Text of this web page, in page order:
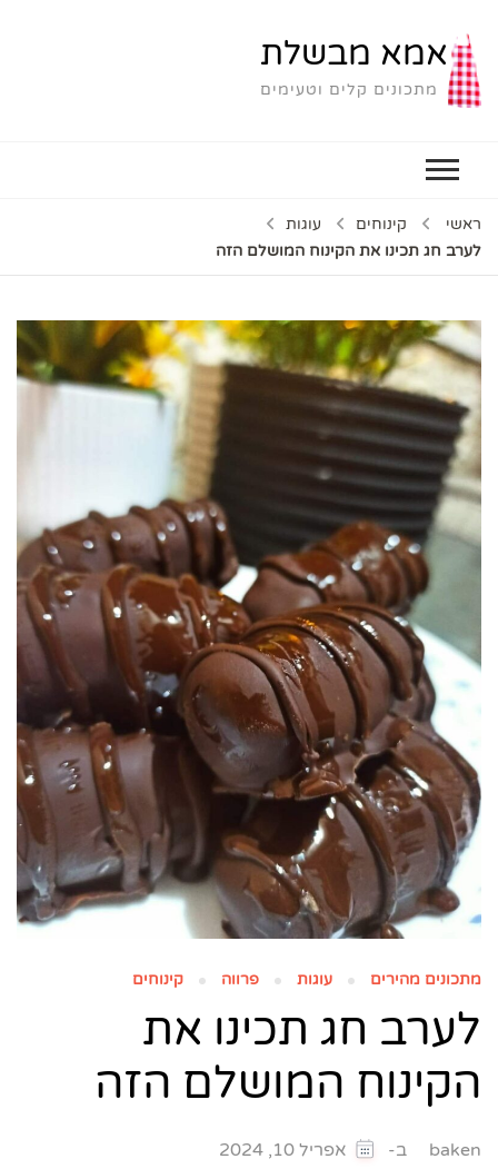
אמא מבשלת
מתכונים קלים וטעימים
ראשי קינוחים
עוגות
לערב חג תכינו את הקינוח המושלם הזה
מתכונים מהירים עוגות פרווה קינוחים
לערב חג תכינו את
הקינוח המושלם הזה
baken ב- אפריל 10, 2024